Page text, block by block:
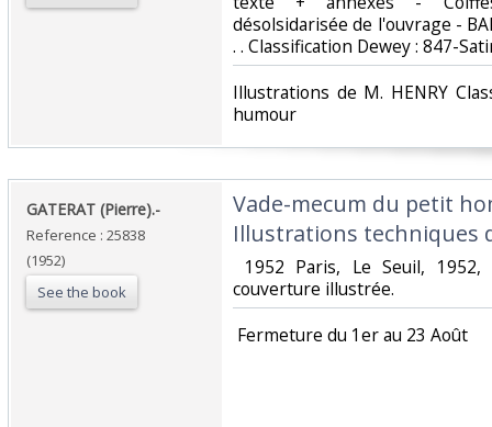
désolsidarisée de l'ouvrage -
. . Classification Dewey : 847-
‎Illustrations de M. HENRY
humour‎
‎GATERAT (Pierre).-‎
Reference : 25838
(1952)
See the book
‎Vade-mecum du petit
Illustrations techniques
1952 Paris, Le Seuil,
couverture illustrée. ‎
‎ Fermeture du 1er au 23 Août‎